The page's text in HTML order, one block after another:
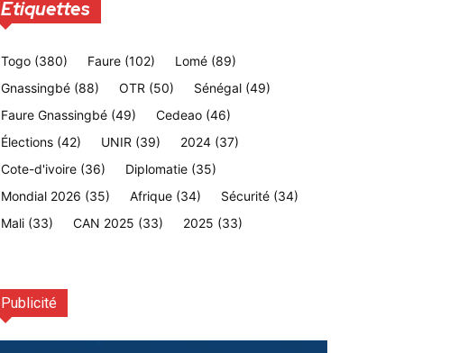
Etiquettes
Togo (380) Faure (102) Lomé (89)
Gnassingbé (88) OTR (50) Sénégal (49)
Faure Gnassingbé (49) Cedeao (46)
Élections (42) UNIR (39) 2024 (37)
Cote-d'ivoire (36) Diplomatie (35)
Mondial 2026 (35) Afrique (34) Sécurité (34)
Mali (33) CAN 2025 (33) 2025 (33)
Publicité